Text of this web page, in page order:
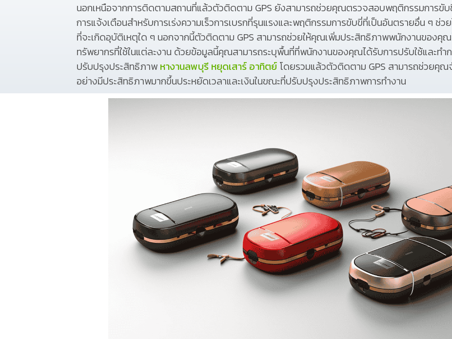
นอกเหนือจากการติดตามสถานที่แล้วตัวติดตาม GPS ยังสามารถช่วยคุณตรวจสอบพฤติกรรมการขั
การแจ้งเตือนสำหรับการเร่งความเร็วการเบรกที่รุนแรงและพฤติกรรมการขับขี่ที่เป็นอันตรายอื่น ๆ ช่ว
ที่จะเกิดอุบัติเหตุใด ๆ นอกจากนี้ตัวติดตาม GPS สามารถช่วยให้คุณเพิ่มประสิทธิภาพพนักงานของคุณ
ทรัพยากรที่ใช้ในแต่ละงาน ด้วยข้อมูลนี้คุณสามารถระบุพื้นที่ที่พนักงานของคุณได้รับการปรับใช้และทำ
ปรับปรุงประสิทธิภาพ หางานลพบุรี หยุดเสาร์ อาทิตย์ โดยรวมแล้วตัวติดตาม GPS สามารถช่วยคุ
อย่างมีประสิทธิภาพมากขึ้นประหยัดเวลาและเงินในขณะที่ปรับปรุงประสิทธิภาพการทำงาน